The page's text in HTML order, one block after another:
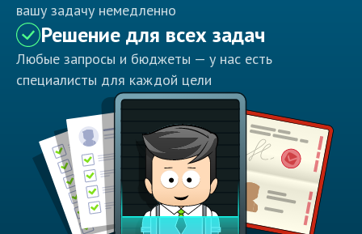
вашу задачу немедленно
Решение для всех задач
Любые запросы и бюджеты — у нас есть
специалисты для каждой цели